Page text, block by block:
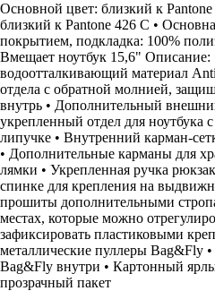
Основной цвет: близкий к
близкий к Pantone 426 C •
покрытием, подкладка: 100%
Вмещает ноутбук 15,6"
водоотталкивающий материал
отдела с обратной молнией,
внутрь • Дополнительный
укрепленный отдел для ноутбука
липучке • Внутренний карман-
• Дополнительные карманы для
лямки • Укрепленная ручка
спинке для крепления на
прошиты дополнительными
местах, которые можно
зафиксировать пластиковыми
металлические пуллеры Bag&Fly
Bag&Fly внутри • Картонный
прозрачный пакет